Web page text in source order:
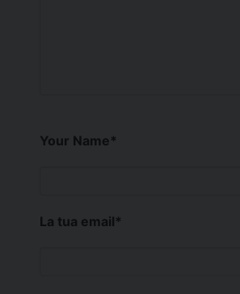
Your Name*
La tua email*